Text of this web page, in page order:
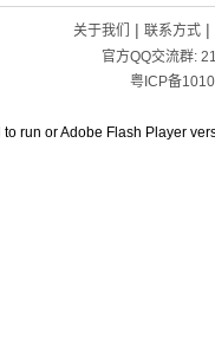
关于我们 | 联系方式|
官方QQ交流群:
粤ICP备
run or Adobe Flash Player